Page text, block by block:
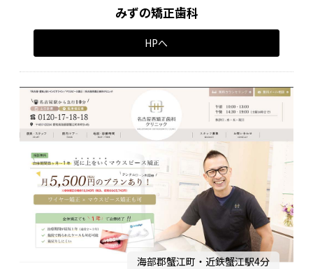
みずの矯正歯科
HPへ
海部郡蟹江町・近鉄蟹江駅4分